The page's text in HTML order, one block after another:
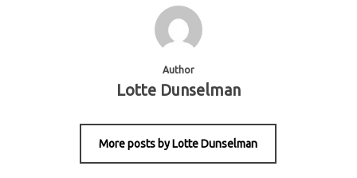
Author
Lotte Dunselman
More posts by Lotte Dunselman